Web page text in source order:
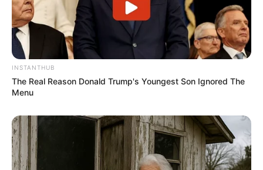
Serem! 9 Chat Ojek Online &
Pelanggan Ini Bikin Auto
Merinding
INSTANTHUB
The Real Reason Donald Trump's Youngest Son Ignored The
Menu